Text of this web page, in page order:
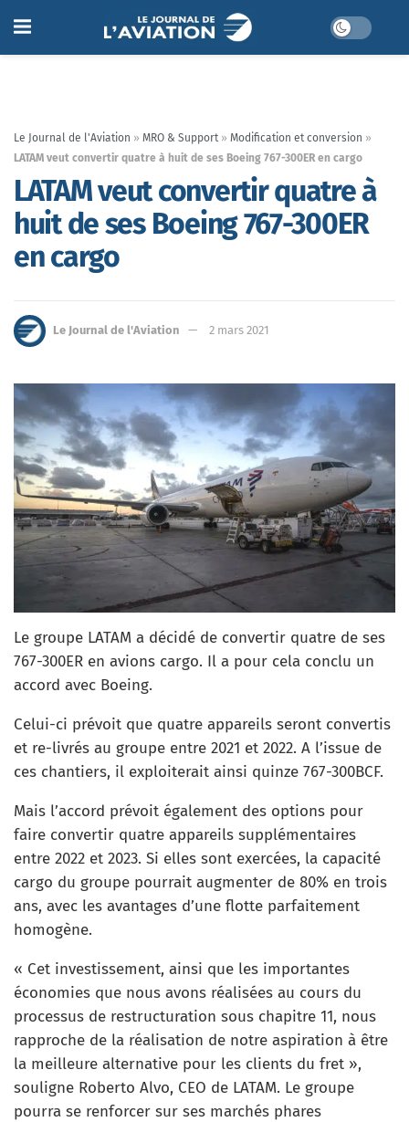
Le Journal de l'Aviation » MRO & Support » Modification et conversion »
LATAM veut convertir quatre à huit de ses Boeing 767-300ER en cargo
LATAM veut convertir quatre à
huit de ses Boeing 767-300ER
en cargo
Le Journal de l'Aviation 2 mars 2021
Le groupe LATAM a décidé de convertir quatre de ses
767-300ER en avions cargo. Il a pour cela conclu un
accord avec Boeing.
Celui-ci prévoit que quatre appareils seront convertis
et re-livrés au groupe entre 2021 et 2022. A l’issue de
ces chantiers, il exploiterait ainsi quinze 767-300BCF.
Mais l’accord prévoit également des options pour
faire convertir quatre appareils supplémentaires
entre 2022 et 2023. Si elles sont exercées, la capacité
cargo du groupe pourrait augmenter de 80% en trois
ans, avec les avantages d’une flotte parfaitement
homogène.
« Cet investissement, ainsi que les importantes
économies que nous avons réalisées au cours du
processus de restructuration sous chapitre 11, nous
rapproche de la réalisation de notre aspiration à être
la meilleure alternative pour les clients du fret »,
souligne Roberto Alvo, CEO de LATAM. Le groupe
pourra se renforcer sur ses marchés phares